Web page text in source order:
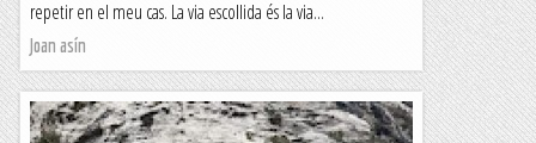
repetir en el meu cas. La via escollida és la via...
Joan asín